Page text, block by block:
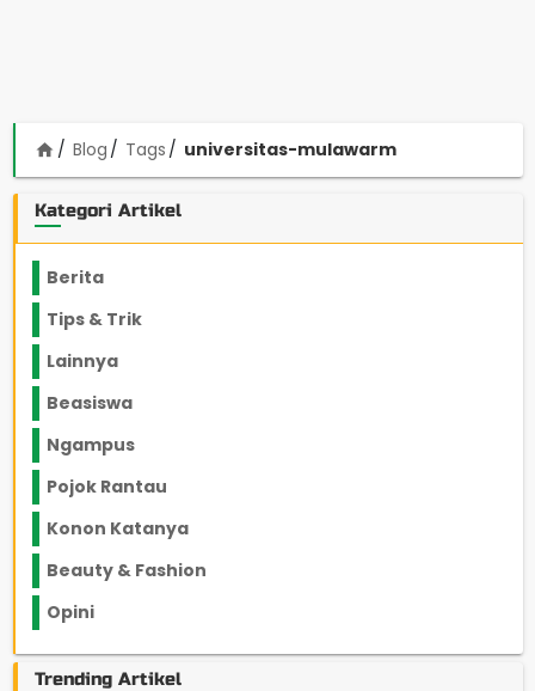
home Blog Tags universitas-mulawarm
Kategori Artikel
Berita
Tips & Trik
Lainnya
Beasiswa
Ngampus
Pojok Rantau
Konon Katanya
Beauty & Fashion
Opini
Trending Artikel